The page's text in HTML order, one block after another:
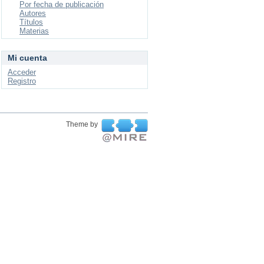
Por fecha de publicación
Autores
Títulos
Materias
Mi cuenta
Acceder
Registro
Theme by